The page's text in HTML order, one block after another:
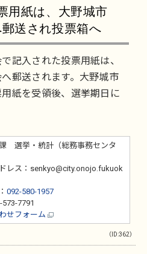
用紙は、大野城市
送され投票箱へ
記入された投票用紙は、
郵送されます。大野城市
紙を受領後、選挙期日に
選挙・統計（総務事務センタ
レス：senkyo@city.onojo.fukuok
092-580-1957
7791
せフォーム
（ID:362）